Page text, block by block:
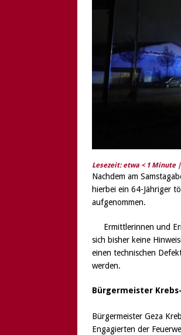
Lesezeit: etwa < 1 Minute |
Nachdem am
hierbei ein 64-Jähriger
aufgenommen.
Ermittlerinnen und
sich bisher keine
einen technischen
werden.
Bürgermeister
Bürgermeister Geza
Engagierten der